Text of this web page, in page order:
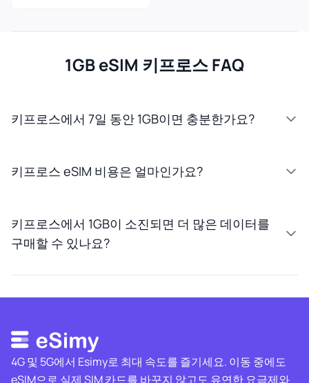
1GB eSIM 키프로스 FAQ
키프로스에서 7일 동안 1GB이면 충분한가요?
키프로스 eSIM 비용은 얼마인가요?
키프로스에서 1GB이 소진되면 더 많은 데이터를
구매할 수 있나요?
4G 및 5G에서 Esimy로 최대 속도를 즐기세요. 이동 중에도
eSIM으로 실제 SIM 카드를 바꾸지 않고도 유연한 요금제와